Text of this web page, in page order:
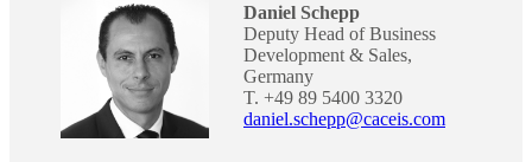
Daniel Schepp
Deputy Head of Business
Development & Sales,
Germany
T. +49 89 5400 3320
daniel.schepp@caceis.com